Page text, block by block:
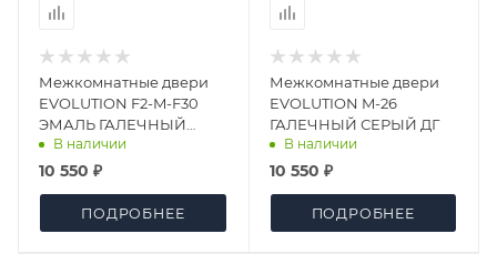
Межкомнатные двери
EVOLUTION F2-M-F30
ЭМАЛЬ ГАЛЕЧНЫЙ
СЕРЫЙ ДГ
В наличии
10 550 ₽
ПОДРОБНЕЕ
Межкомнатные двери
EVOLUTION M-26
ГАЛЕЧНЫЙ СЕРЫЙ ДГ
В наличии
10 550 ₽
ПОДРОБНЕЕ